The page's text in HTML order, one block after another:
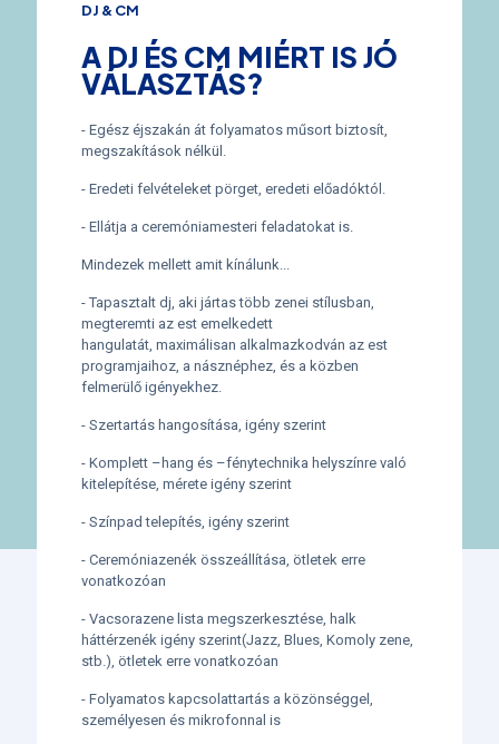
DJ & CM
A DJ ÉS CM MIÉRT IS JÓ
VÁLASZTÁS?
- Egész éjszakán át folyamatos műsort biztosít,
megszakítások nélkül.
- Eredeti felvételeket pörget, eredeti előadóktól.
- Ellátja a ceremóniamesteri feladatokat is.
Mindezek mellett amit kínálunk...
- Tapasztalt dj, aki jártas több zenei stílusban,
megteremti az est emelkedett
hangulatát, maximálisan alkalmazkodván az est
programjaihoz, a násznéphez, és a közben
felmerülő igényekhez.
- Szertartás hangosítása, igény szerint
- Komplett –hang és –fénytechnika helyszínre való
kitelepítése, mérete igény szerint
- Színpad telepítés, igény szerint
- Ceremóniazenék összeállítása, ötletek erre
vonatkozóan
- Vacsorazene lista megszerkesztése, halk
háttérzenék igény szerint(Jazz, Blues, Komoly zene,
stb.), ötletek erre vonatkozóan
- Folyamatos kapcsolattartás a közönséggel,
személyesen és mikrofonnal is